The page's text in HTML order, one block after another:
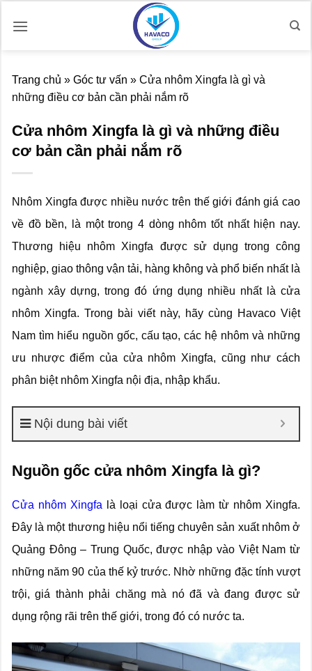
qua
Trang chủ » Góc tư vấn » Cửa nhôm Xingfa là gì và
những điều cơ bản cần phải nắm rõ
Cửa nhôm Xingfa là gì và những điều
cơ bản cần phải nắm rõ
Nhôm Xingfa được nhiều nước trên thế giới đánh giá cao
về đồ bền, là một trong 4 dòng nhôm tốt nhất hiện nay.
Thương hiệu nhôm Xingfa được sử dụng trong công
nghiệp, giao thông vận tải, hàng không và phổ biến nhất là
ngành xây dựng, trong đó ứng dụng nhiều nhất là cửa
nhôm Xingfa. Trong bài viết này, hãy cùng Havaco Việt
Nam tìm hiểu nguồn gốc, cấu tạo, các hệ nhôm và những
ưu nhược điểm của cửa nhôm Xingfa, cũng như cách
phân biệt nhôm Xingfa nội địa, nhập khẩu.
Nội dung bài viết
Nguồn gốc cửa nhôm Xingfa là gì?
Cửa nhôm Xingfa là loại cửa được làm từ nhôm Xingfa.
Đây là một thương hiệu nổi tiếng chuyên sản xuất nhôm ở
Quảng Đông – Trung Quốc, được nhập vào Việt Nam từ
những năm 90 của thế kỷ trước. Nhờ những đặc tính vượt
trội, giá thành phải chăng mà nó đã và đang được sử
dụng rộng rãi trên thế giới, trong đó có nước ta.